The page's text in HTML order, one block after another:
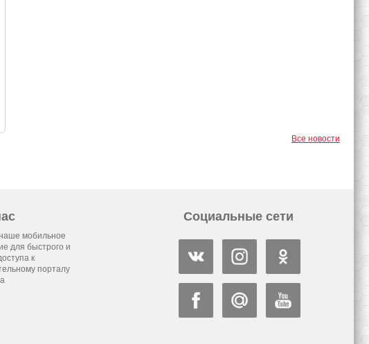
Все новости
мобильное
для быстрого и
к
порталу
Социальные сети